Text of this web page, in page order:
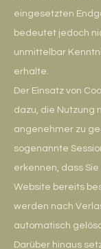
eingesetzten
bedeutet jedoch
unmittelbar
erhalte.
Der Einsatz von
dazu, die Nutzung
angenehmer zu
sogenannte
erkennen, dass
Website bereits
werden nach
automatisch
Darüber hinaus